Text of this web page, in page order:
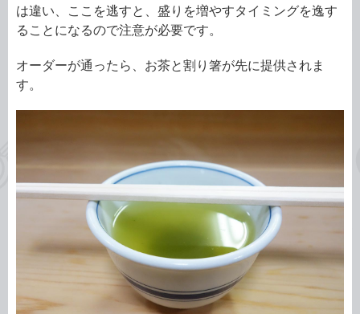
は違い、ここを逃すと、盛りを増やすタイミングを逸す
ることになるので注意が必要です。
オーダーが通ったら、お茶と割り箸が先に提供されま
す。